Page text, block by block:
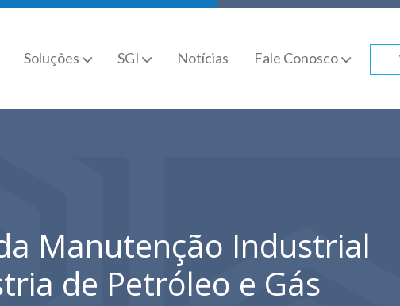
Soluções SGI Notícias Fale Conosco
Manutenção Industrial
de Petróleo e Gás